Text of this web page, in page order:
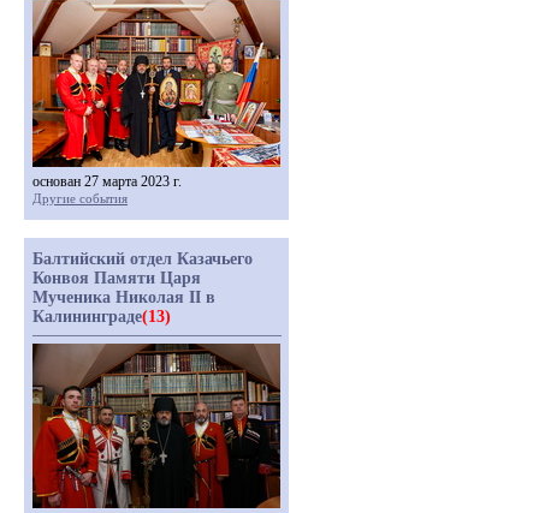
основан 27 марта 2023 г.
Другие события
Балтийский отдел Казачьего
Конвоя Памяти Царя
Мученика Николая II в
Калининграде(13)